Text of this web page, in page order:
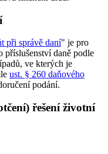
při správě daní" je pro
příslušenství daně podle
ve kterých je
ust. § 260 daňového
podání.
řešení životní